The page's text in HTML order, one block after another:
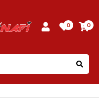
0 0